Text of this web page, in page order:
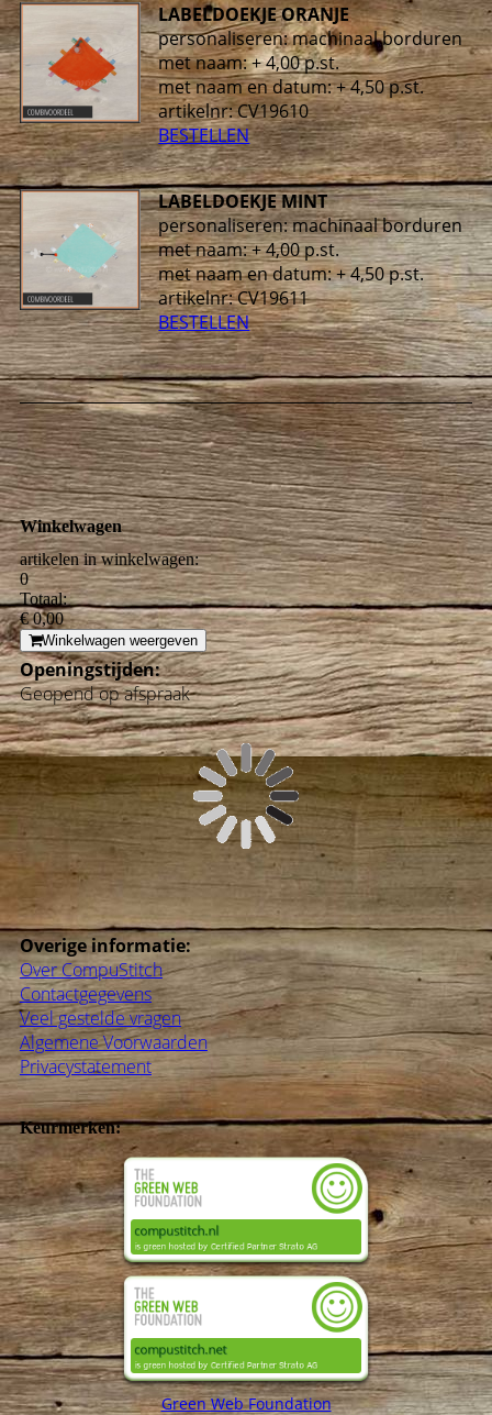
LABELDOEKJE ORANJE
personaliseren: machinaal borduren
met naam: + 4,00 p.st.
met naam en datum: + 4,50 p.st.
artikelnr: CV19610
BESTELLEN
LABELDOEKJE MINT
personaliseren: machinaal borduren
met naam: + 4,00 p.st.
met naam en datum: + 4,50 p.st.
artikelnr: CV19611
BESTELLEN
Winkelwagen
artikelen in winkelwagen:
0
Totaal:
€ 0,00
Winkelwagen weergeven
Openingstijden:
Geopend op afspraak
Overige informatie:
Over CompuStitch
Contactgegevens
Veel gestelde vragen
Algemene Voorwaarden
Privacystatement
Keurmerken:
Green Web Foundation